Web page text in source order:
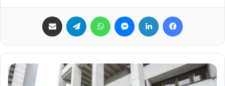
فيسبوك لينكدإن ماسنجر واتساب تيلقرام